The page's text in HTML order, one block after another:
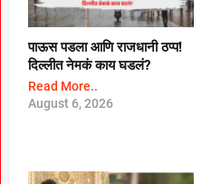
पाऊस पडला आणि राजधानी ठप्प!
दिल्लीत नेमकं काय घडलं?
Read More..
August 6, 2026